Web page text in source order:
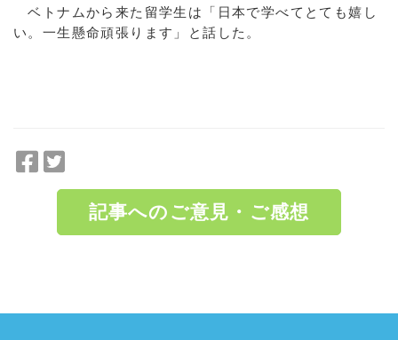
ベトナムから来た留学生は「日本で学べてとても嬉し
い。一生懸命頑張ります」と話した。
t
記事へのご意見・ご感想